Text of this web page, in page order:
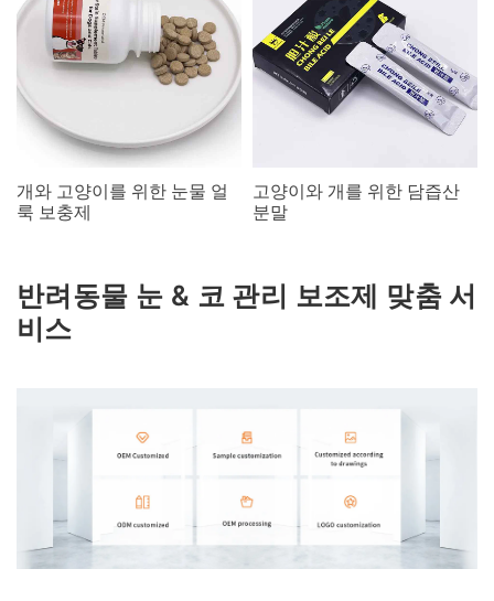
개와 고양이를 위한 눈물 얼
룩 보충제
고양이와 개를 위한 담즙산
분말
반려동물 눈 & 코 관리 보조제 맞춤 서
비스